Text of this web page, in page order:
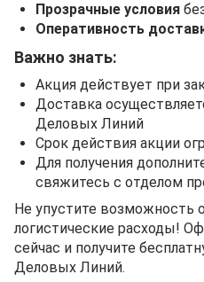
Прозрачные условия
Оперативность
Важно знать:
Акция действует при
Доставка
Деловых Линий
Срок действия акции
Для получения
свяжитесь с отделом
Не упустите возможность
логистические расходы!
сейчас и получите
Деловых Линий.